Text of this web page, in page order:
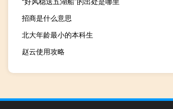
招商是什么意思
北大年龄最小的本科生
赵云使用攻略